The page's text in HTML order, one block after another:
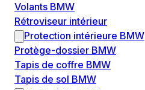
Volants BMW
Rétroviseur intérieur
Protection intérieure BMW
Protège-dossier BMW
Tapis de coffre BMW
Tapis de sol BMW